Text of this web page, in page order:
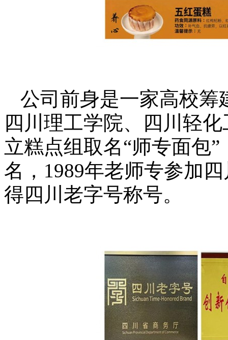
公司前身是一家高校筹
四川理工学院、四川轻
立糕点组取名“师专面包”
名， 1989年老师专参加
得四川老字号称号。